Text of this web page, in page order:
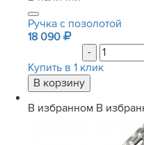
Ручка с позолотой
18 090
-
Купить в 1 клик
В избранном В